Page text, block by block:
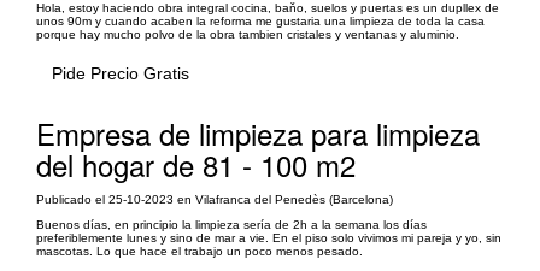
Hola, estoy haciendo obra integral cocina, baňo, suelos y puertas es un dupllex de
unos 90m y cuando acaben la reforma me gustaria una limpieza de toda la casa
porque hay mucho polvo de la obra tambien cristales y ventanas y aluminio.
Pide Precio Gratis
Empresa de limpieza para limpieza
del hogar de 81 - 100 m2
Publicado el 25-10-2023 en Vilafranca del Penedès (Barcelona)
Buenos días, en principio la limpieza sería de 2h a la semana los días
preferiblemente lunes y sino de mar a vie. En el piso solo vivimos mi pareja y yo, sin
mascotas. Lo que hace el trabajo un poco menos pesado.